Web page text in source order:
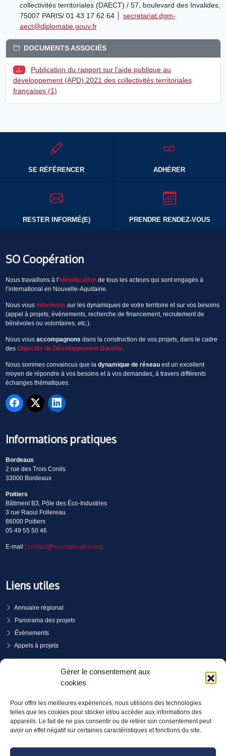
Gérer le consentement aux
cookies
Pour offrir les meilleures expériences, nous utilisons des technologies
telles que les cookies pour stocker et/ou accéder aux informations des
appareils. Le fait de ne pas consentir ou de retirer son consentement peut
avoir un effet négatif sur certaines caractéristiques et fonctions du site.
collectivités territoriales (DAECT) / 57, boulevard des Invalides,
75007 PARIS/ 01 43 17 62 64 │ secretariat.dgm-
aect@diplomatie.gouv.fr
DOCUMENTS ASSOCIÉS
Publication du rapport sur l'aide publique au
développement (APD) 2021 des collectivités territoriales
françaises (1)
SE RÉFÉRENCER ADHÉRER
RESTER INFORMÉ(E) PRENDRE RENDEZ-VOUS
SO Coopération
Nous travaillons à l’identificationde tous les acteurs qui sont engagés à
l’international en Nouvelle-Aquitaine.
Nous vous informons sur les dynamiques de votre territoire et sur vos besoins
(appel à projets, événements, recherche de financement, recrutement de
bénévoles ou volontaires, etc.).
Nous vous accompagnons dans la construction de vos projets, dans le cadre
des Objectifs de Développement Durable.
Nous sommes convaincus que la dynamique de réseauest un excellent
moyen de répondre à vos besoins et à vos demandes, à travers différents
échanges thématiques.
Informations pratiques
Bordeaux
2 rue des Trois Conils
33000 Bordeaux
Poitiers
Bâtiment B3, Pôle des Éco-Industries
3 rue Raoul Follereau
86000 Poitiers
05 49 55 50 46
E-mail : contact@socooperation.org
Liens utiles
Annuaire régional
Panorama des projets
Événements
Appels à projets